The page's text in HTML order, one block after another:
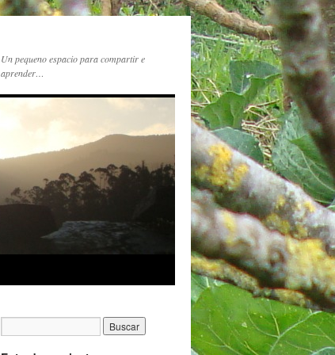
Un pequeno espacio para compartir e
aprender…